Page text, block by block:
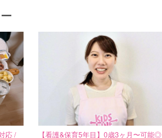
応 / 【看護&保育5年目】0歳3ヶ月〜可能◎